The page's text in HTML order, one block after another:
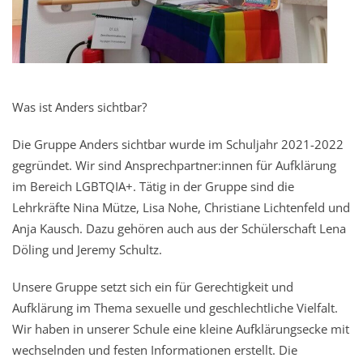
Was ist Anders sichtbar?
Die Gruppe Anders sichtbar wurde im Schuljahr 2021-2022
gegründet. Wir sind Ansprechpartner:innen für Aufklärung
im Bereich LGBTQIA+. Tätig in der Gruppe sind die
Lehrkräfte Nina Mütze, Lisa Nohe, Christiane Lichtenfeld und
Anja Kausch. Dazu gehören auch aus der Schülerschaft Lena
Döling und Jeremy Schultz.
Unsere Gruppe setzt sich ein für Gerechtigkeit und
Aufklärung im Thema sexuelle und geschlechtliche Vielfalt.
Wir haben in unserer Schule eine kleine Aufklärungsecke mit
wechselnden und festen Informationen erstellt. Die